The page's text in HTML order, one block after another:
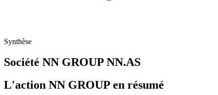
Synthèse
Société NN GROUP NN.AS
L'action NN GROUP en résumé